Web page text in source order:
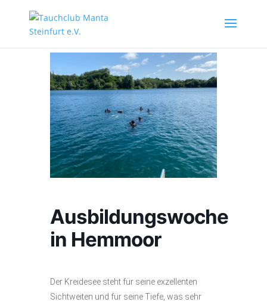
Ausbildungswoche
in Hemmoor
Der Kreidesee steht für seine exzellenten
Sichtweiten und für seine Tiefe, was sehr